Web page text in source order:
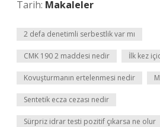
Tarih: Makaleler
2 defa denetimli serbestlik var mı
CMK 190 2 maddesi nedir İlk kez
Kovuşturmanın ertelenmesi nedir
Sentetik ecza cezası nedir
Sürpriz idrar testi pozitif çıkarsa ne olur